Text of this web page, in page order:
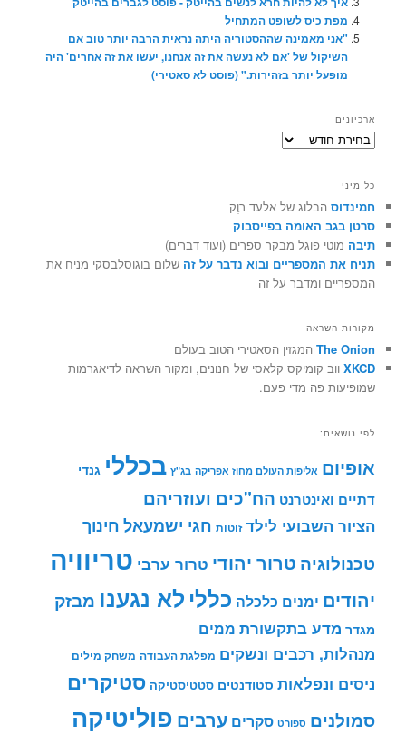
מפת כיס לשופט המתחיל
"אני מאמינה שההסטוריה היתה נראית הרבה יותר טוב אם
השיקול של 'אם לא נעשה את זה אנחנו, יעשו את זה אחרים' היה
מופעל יותר בזהירות." (פוסט לא סאטירי)
ארכיונים
ארכיונים
כל מיני
חמינדוס הבלוג של אלעד רוֶק
סרטן בגב האומה בפייסבוק
תיבה מוטי פוגל מבקר ספרים (ועוד דברים)
תניח את המספריים ובוא נדבר על זה שלום בוגוסלבסקי מניח את
המספריים ומדבר על זה
מקורות השראה
The Onion המגזין הסאטירי הטוב בעולם
XKCD ווב קומיקס קלאסי של חנונים, ומקור השראה לדיאגרמות
שמופיעות פה מדי פעם.
לפי נושאים:
אופיום אליפות העולם מחוז אפריקה בג"ץ בכללי גנדי
דתיים ואינטרנט הח"כים ועוזריהם
הציור השבועי לילד זוטות חגי ישמעאל חינוך
טכנולוגיה טרור יהודי טרור ערבי טריוויה
יהודים ימנים כלכלה כללי לא נגענו מבזק
מגדר מדע בתקשורת ממים
מנהלות, רכבים ונשקים מפלגת העבודה משחק מילים
ניסים ונפלאות סטודנטים סטטיסטיקה סטיקרים
סמולנים ספורט סקרים ערבים פוליטיקה